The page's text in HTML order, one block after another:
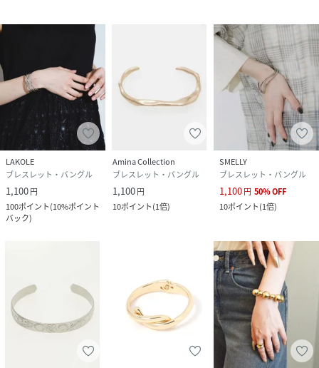
LAKOLE
ブレスレット・バングル
1,100円
100ポイント(10%ポイント
バック)
Amina Collection
ブレスレット・バングル
1,100円
10ポイント(1倍)
SMELLY
ブレスレット・バングル
1,100円 50%OFF
10ポイント(1倍)